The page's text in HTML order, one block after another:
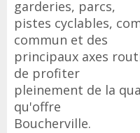
garderies, parcs,
pistes cyclables,
commun et des
principaux axes
de profiter
pleinement de la
qu'offre
Boucherville.